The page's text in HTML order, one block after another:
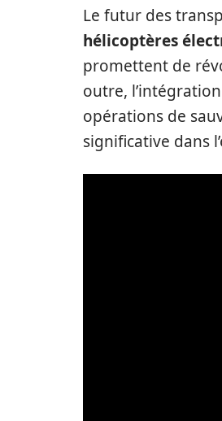
Le futur des
hélicoptères
promettent de
outre,
opérations de
significative dans